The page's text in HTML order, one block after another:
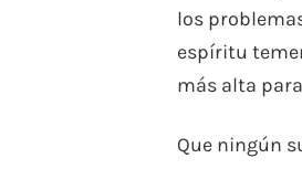
los
espíritu
más alta
Que ningún